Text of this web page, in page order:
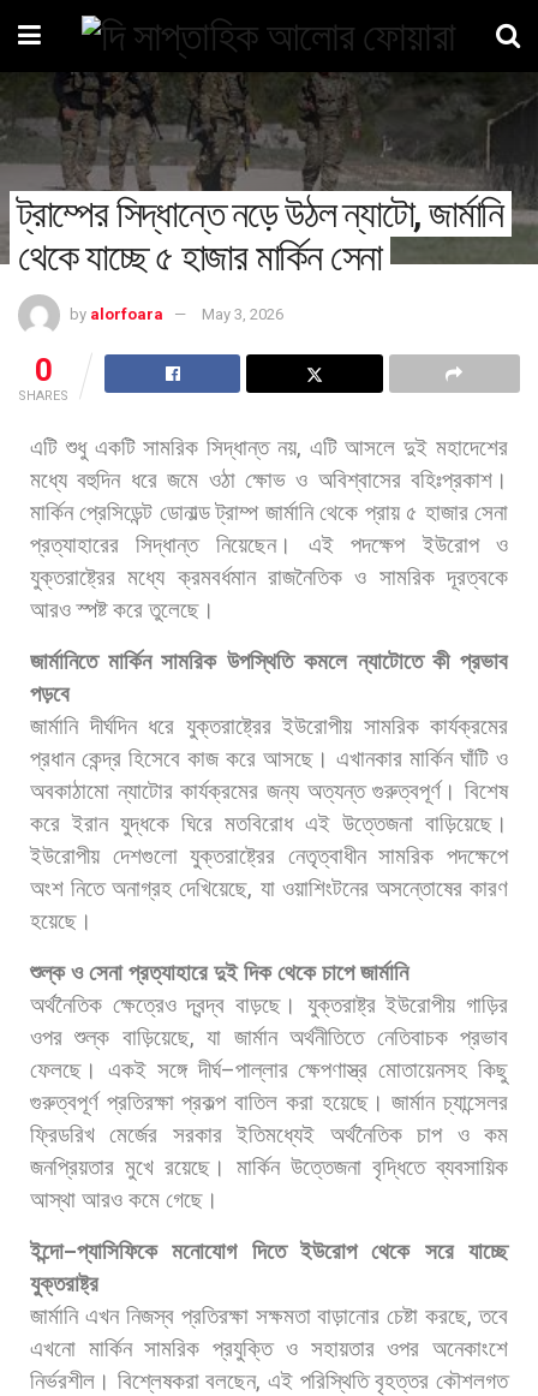
ট্রাম্পের সিদ্ধান্তে নড়ে উঠল ন্যাটো, জার্মানি
থেকে যাচ্ছে ৫ হাজার মার্কিন সেনা
by alorfoara May 3, 2026
0
SHARES
এটি শুধু একটি সামরিক সিদ্ধান্ত নয়, এটি আসলে দুই মহাদেশের
মধ্যে বহুদিন ধরে জমে ওঠা ক্ষোভ ও অবিশ্বাসের বহিঃপ্রকাশ।
মার্কিন প্রেসিডেন্ট ডোনাল্ড ট্রাম্প জার্মানি থেকে প্রায় ৫ হাজার সেনা
প্রত্যাহারের
সিদ্ধান্ত নিয়েছেন। এই পদক্ষেপ ইউরোপ
ও
যুক্তরাষ্ট্রের মধ্যে ক্রমবর্ধমান রাজনৈতিক ও সামরিক দূরত্বকে
আরও স্পষ্ট করে তুলেছে।
জার্মানিতে মার্কিন সামরিক উপস্থিতি কমলে ন্যাটোতে কী প্রভাব
পড়বে
জার্মানি দীর্ঘদিন ধরে যুক্তরাষ্ট্রের ইউরোপীয় সামরিক কার্যক্রমের
প্রধান কেন্দ্র হিসেবে কাজ করে আসছে। এখানকার মার্কিন ঘাঁটি ও
অবকাঠামো ন্যাটোর কার্যক্রমের জন্য অত্যন্ত গুরুত্বপূর্ণ। বিশেষ
করে ইরান যুদ্ধকে ঘিরে মতবিরোধ এই উত্তেজনা বাড়িয়েছে।
ইউরোপীয় দেশগুলো যুক্তরাষ্ট্রের নেতৃত্বাধীন সামরিক পদক্ষেপে
অংশ নিতে অনাগ্রহ দেখিয়েছে, যা ওয়াশিংটনের অসন্তোষের কারণ
হয়েছে।
শুল্ক ও সেনা প্রত্যাহারে দুই দিক থেকে চাপে জার্মানি
অর্থনৈতিক ক্ষেত্রেও দ্বন্দ্ব বাড়ছে। যুক্তরাষ্ট্র ইউরোপীয় গাড়ির
ওপর শুল্ক বাড়িয়েছে,যা জার্মান অর্থনীতিতে নেতিবাচক প্রভাব
ফেলছে।
একই সঙ্গে দীর্ঘ–পাল্লার ক্ষেপণাস্ত্র মোতায়েনসহ কিছু
গুরুত্বপূর্ণ প্রতিরক্ষা প্রকল্প বাতিল করা হয়েছে। জার্মান চ্যান্সেলর
ফ্রিডরিখ মের্জের সরকার ইতিমধ্যেই অর্থনৈতিক চাপ ও কম
জনপ্রিয়তার মুখে রয়েছে। মার্কিন উত্তেজনা বৃদ্ধিতে ব্যবসায়িক
আস্থা আরও কমে গেছে।
ইন্দো–প্যাসিফিকে মনোযোগ দিতে ইউরোপ থেকে সরে যাচ্ছে
যুক্তরাষ্ট্র
জার্মানি এখন নিজস্ব প্রতিরক্ষা সক্ষমতা বাড়ানোর চেষ্টা করছে,তবে
এখনো মার্কিন সামরিক প্রযুক্তি ও সহায়তার ওপর অনেকাংশে
নির্ভরশীল। বিশ্লেষকরা বলছেন,এই পরিস্থিতি বৃহত্তর কৌশলগত